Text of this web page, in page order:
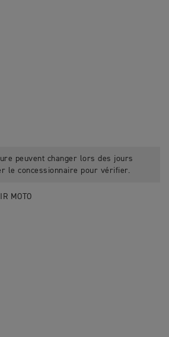
peuvent changer lors des jours
le concessionnaire pour vérifier.
MOTO